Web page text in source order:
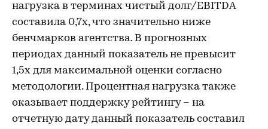
нагрузка в терминах чистый долг/EBITDA
составила 0,7х, что значительно ниже
бенчмарков агентства. В прогнозных
периодах данный показатель не превысит
1,5х для максимальной оценки согласно
методологии. Процентная нагрузка также
оказывает поддержку рейтингу – на
отчетную дату данный показатель составил